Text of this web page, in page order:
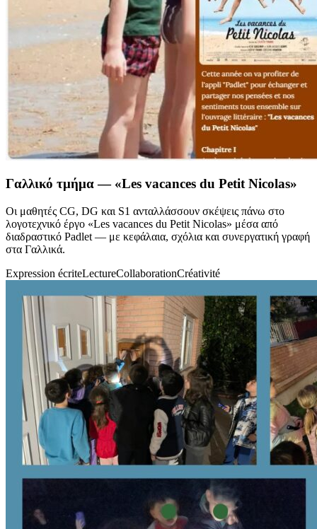
Γαλλικό τμήμα — «Les vacances du Petit Nicolas»
Οι μαθητές CG, DG και S1 ανταλλάσσουν σκέψεις πάνω στο
λογοτεχνικό έργο «Les vacances du Petit Nicolas» μέσα από
διαδραστικό Padlet — με κεφάλαια, σχόλια και συνεργατική γραφή
στα Γαλλικά.
Expression écriteLectureCollaborationCréativité